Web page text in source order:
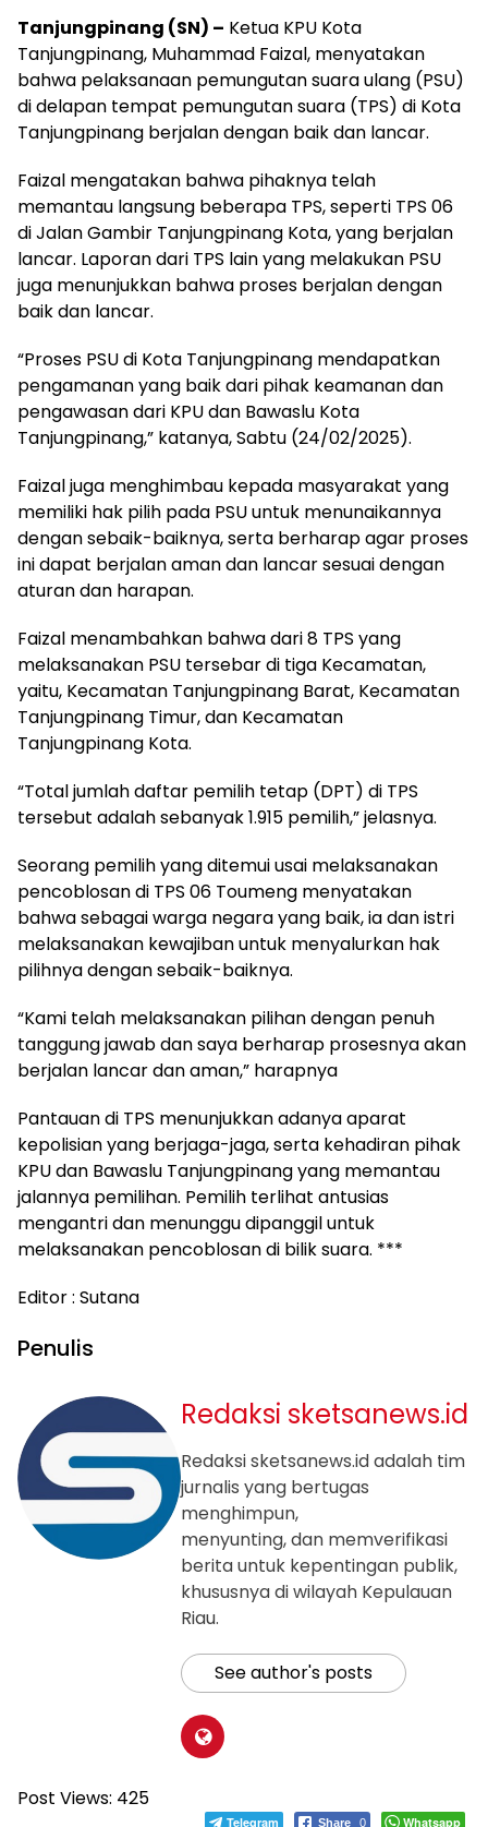
Tanjungpinang (SN) – Ketua KPU Kota
Tanjungpinang, Muhammad Faizal, menyatakan
bahwa pelaksanaan pemungutan suara ulang (PSU)
di delapan tempat pemungutan suara (TPS) di Kota
Tanjungpinang berjalan dengan baik dan lancar.
Faizal mengatakan bahwa pihaknya telah
memantau langsung beberapa TPS, seperti TPS 06
di Jalan Gambir Tanjungpinang Kota, yang berjalan
lancar. Laporan dari TPS lain yang melakukan PSU
juga menunjukkan bahwa proses berjalan dengan
baik dan lancar.
“Proses PSU di Kota Tanjungpinang mendapatkan
pengamanan yang baik dari pihak keamanan dan
pengawasan dari KPU dan Bawaslu Kota
Tanjungpinang,” katanya, Sabtu (24/02/2025).
Faizal juga menghimbau kepada masyarakat yang
memiliki hak pilih pada PSU untuk menunaikannya
dengan sebaik-baiknya, serta berharap agar proses
ini dapat berjalan aman dan lancar sesuai dengan
aturan dan harapan.
Faizal menambahkan bahwa dari 8 TPS yang
melaksanakan PSU tersebar di tiga Kecamatan,
yaitu, Kecamatan Tanjungpinang Barat, Kecamatan
Tanjungpinang Timur, dan Kecamatan
Tanjungpinang Kota.
“Total jumlah daftar pemilih tetap (DPT) di TPS
tersebut adalah sebanyak 1.915 pemilih,” jelasnya.
Seorang pemilih yang ditemui usai melaksanakan
pencoblosan di TPS 06 Toumeng menyatakan
bahwa sebagai warga negara yang baik, ia dan istri
melaksanakan kewajiban untuk menyalurkan hak
pilihnya dengan sebaik-baiknya.
“Kami telah melaksanakan pilihan dengan penuh
tanggung jawab dan saya berharap prosesnya akan
berjalan lancar dan aman,” harapnya
Pantauan di TPS menunjukkan adanya aparat
kepolisian yang berjaga-jaga, serta kehadiran pihak
KPU dan Bawaslu Tanjungpinang yang memantau
jalannya pemilihan. Pemilih terlihat antusias
mengantri dan menunggu dipanggil untuk
melaksanakan pencoblosan di bilik suara. ***
Editor : Sutana
Penulis
Redaksi sketsanews.id
Redaksi sketsanews.id adalah tim
jurnalis yang bertugas
menghimpun,
menyunting, dan memverifikasi
berita untuk kepentingan publik,
khususnya di wilayah Kepulauan
Riau.
See author's posts
Post Views: 425
Telegram Share 0 Whatsapp